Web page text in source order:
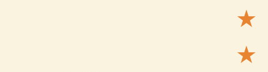
★
★